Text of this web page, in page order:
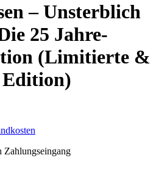
– Unsterblich
25 Jahre-
(Limitierte &
Zahlungseingang